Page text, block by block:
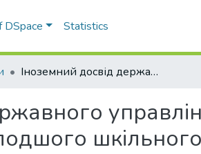
DSpace Statistics
Іноземний досвід державного управління у сфері фізичної культури та спорту для учнів молодшого шкільного віку.
шкільного